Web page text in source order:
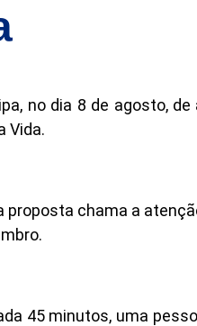
no dia 8 de agosto,
Vida.
proposta chama a
45 minutos, uma